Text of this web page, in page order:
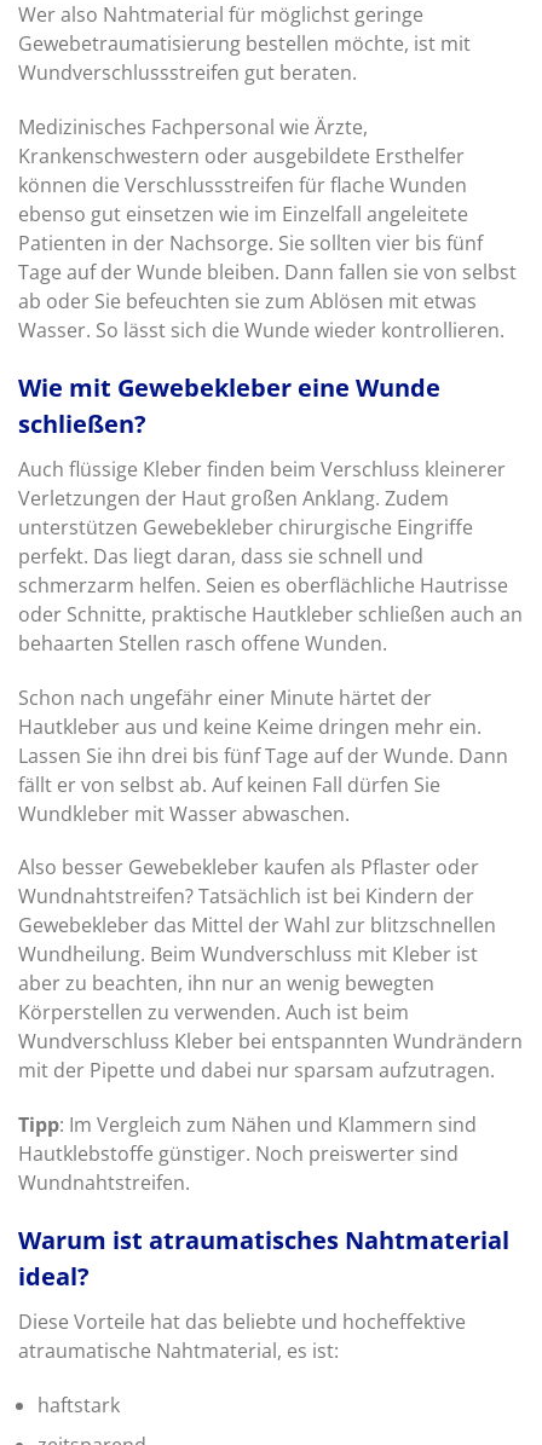
Wer also Nahtmaterial für möglichst geringe
Gewebetraumatisierung bestellen möchte, ist mit
Wundverschlussstreifen gut beraten.
Medizinisches Fachpersonal wie Ärzte,
Krankenschwestern oder ausgebildete Ersthelfer
können die Verschlussstreifen für flache Wunden
ebenso gut einsetzen wie im Einzelfall angeleitete
Patienten in der Nachsorge. Sie sollten vier bis fünf
Tage auf der Wunde bleiben. Dann fallen sie von selbst
ab oder Sie befeuchten sie zum Ablösen mit etwas
Wasser. So lässt sich die Wunde wieder kontrollieren.
Wie mit Gewebekleber eine Wunde
schließen?
Auch flüssige Kleber finden beim Verschluss kleinerer
Verletzungen der Haut großen Anklang. Zudem
unterstützen Gewebekleber chirurgische Eingriffe
perfekt. Das liegt daran, dass sie schnell und
schmerzarm helfen. Seien es oberflächliche Hautrisse
oder Schnitte, praktische Hautkleber schließen auch an
behaarten Stellen rasch offene Wunden.
Schon nach ungefähr einer Minute härtet der
Hautkleber aus und keine Keime dringen mehr ein.
Lassen Sie ihn drei bis fünf Tage auf der Wunde. Dann
fällt er von selbst ab. Auf keinen Fall dürfen Sie
Wundkleber mit Wasser abwaschen.
Also besser Gewebekleber kaufen als Pflaster oder
Wundnahtstreifen? Tatsächlich ist bei Kindern der
Gewebekleber das Mittel der Wahl zur blitzschnellen
Wundheilung. Beim Wundverschluss mit Kleber ist
aber zu beachten, ihn nur an wenig bewegten
Körperstellen zu verwenden. Auch ist beim
Wundverschluss Kleber bei entspannten Wundrändern
mit der Pipette und dabei nur sparsam aufzutragen.
Tipp: Im Vergleich zum Nähen und Klammern sind
Hautklebstoffe günstiger. Noch preiswerter sind
Wundnahtstreifen.
Warum ist atraumatisches Nahtmaterial
ideal?
Diese Vorteile hat das beliebte und hocheffektive
atraumatische Nahtmaterial, es ist:
haftstark